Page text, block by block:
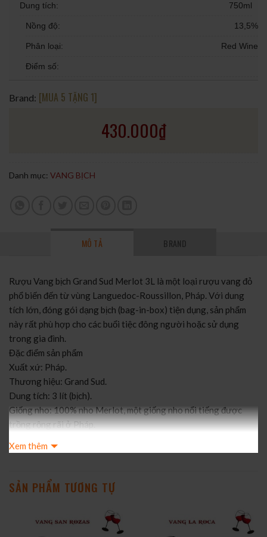
Dung tích: 750ml
Nồng độ: 13,5%
Phân loại: Red Wine
Điểm số:
Brand: [MUA 5 TẶNG 1]
430.000₫
Danh mục: VANG BỊCH
MÔ TẢ BRAND
Rượu Vang bịch Grand Sud Merlot 3L là một loại rượu vang đỏ
phổ biến đến từ vùng Languedoc-Roussillon, Pháp. Với dung
tích lớn, đóng gói dạng bịch (bag-in-box) tiện dụng, sản phẩm
này rất phù hợp cho các buổi tiệc đông người hoặc sử dụng
trong gia đình.
Đặc điểm sản phẩm
Xuất xứ: Pháp.
Thương hiệu: Grand Sud.
Dung tích: 3 lít (bịch).
Giống nho: 100% nho Merlot, một giống nho nổi tiếng được
trồng rộng rãi ở Pháp.
Hương vị: Rượu có màu đỏ ruby tươi sáng, mang hương thơm
kết hợp với các nốt hương thoang thoảng của sô-cô-la và thảo
mộc. Vị rượu êm dịu, mượt mà và dễ uống, với hậu vị kéo dài.
Đóng gói: Hộp bịch có vòi rót tiện lợi, giúp bảo quản rượu tốt
hơn so với chai thủy tinh sau khi mở, có thể giữ được đến 6
Xem thêm
SẢN PHẨM TƯƠNG TỰ